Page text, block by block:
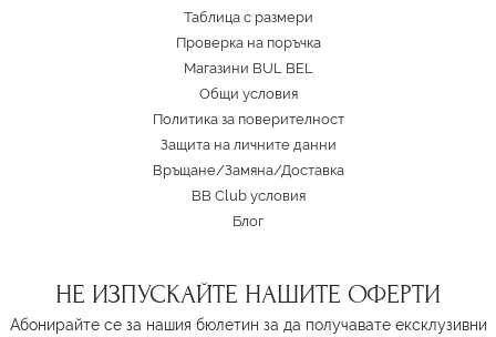
Таблица с размери
Проверка на поръчка
Магазини BUL BEL
Oбщи условия
Политика за поверителност
Защита на личните данни
Връщане/Замяна/Доставка
BB Club условия
Блог
НЕ ИЗПУСКАЙТЕ НАШИТЕ ОФЕРТИ
Абонирайте се за нашия бюлетин за да получавате ексклузивни